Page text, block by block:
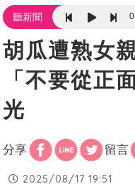
聽新聞
胡瓜遭熟女
「不要從正
光
分享 留言
2025/08/17 19:51